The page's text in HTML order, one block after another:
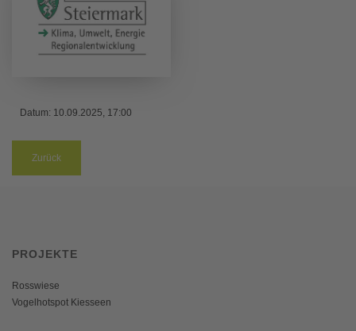
Datum: 10.09.2025, 17:00
Zurück
PROJEKTE
Rosswiese
Vogelhotspot Kiesseen